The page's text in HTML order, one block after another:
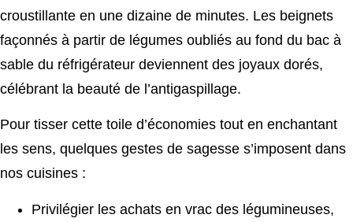
croustillante en une dizaine de minutes. Les beignets
façonnés à partir de légumes oubliés au fond du bac à
sable du réfrigérateur deviennent des joyaux dorés,
célébrant la beauté de l’antigaspillage.
Pour tisser cette toile d’économies tout en enchantant
les sens, quelques gestes de sagesse s’imposent dans
nos cuisines :
Privilégier les achats en vrac des légumineuses,